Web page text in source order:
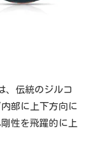
、伝統のジルコ
部に上下方向に
性を飛躍的に上